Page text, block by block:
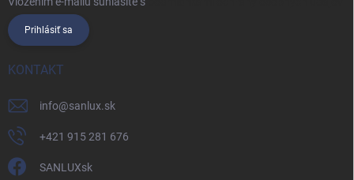
Prihlásiť sa
KONTAKT
info@sanlux.sk
+421 915 281 676
SANLUXsk